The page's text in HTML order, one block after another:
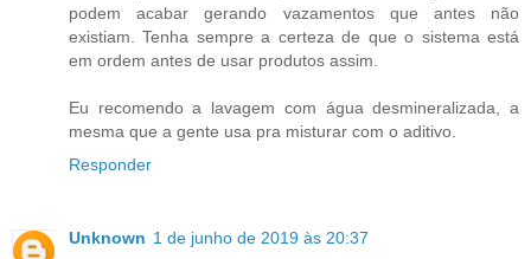
podem acabar gerando vazamentos que antes não
existiam. Tenha sempre a certeza de que o sistema está
em ordem antes de usar produtos assim.
Eu recomendo a lavagem com água desmineralizada, a
mesma que a gente usa pra misturar com o aditivo.
Responder
Unknown 1 de junho de 2019 às 20:37